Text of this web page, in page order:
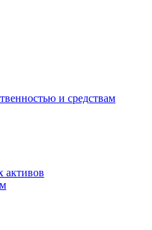
и средствам
активов